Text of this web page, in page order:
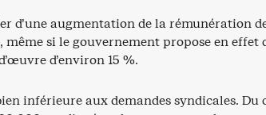
d’une augmentation de la rémunération
même si le gouvernement propose en effet
d’environ 15 %.
inférieure aux demandes syndicales. Du